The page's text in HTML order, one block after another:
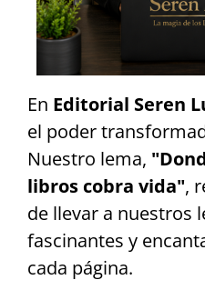
En Editorial Seren
el poder
Nuestro lema,
libros cobra vida",
de llevar a nuestros
fascinantes y
cada página.